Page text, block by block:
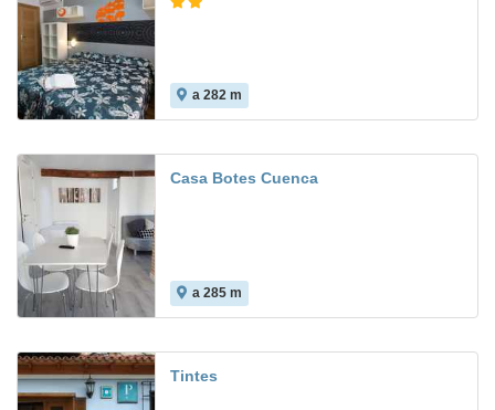
a 282 m
Casa Botes Cuenca
a 285 m
Tintes